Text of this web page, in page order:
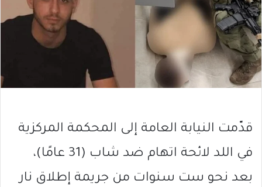
قدّمت النيابة العامة إلى المحكمة المركزية
في اللد لائحة اتهام ضد شاب (31 عامًا)،
بعد نحو ست سنوات من جريمة إطلاق نار